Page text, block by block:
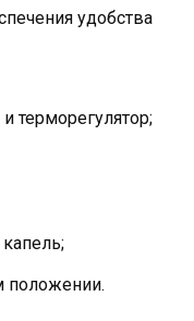
удобства
терморегулятор;
положении.